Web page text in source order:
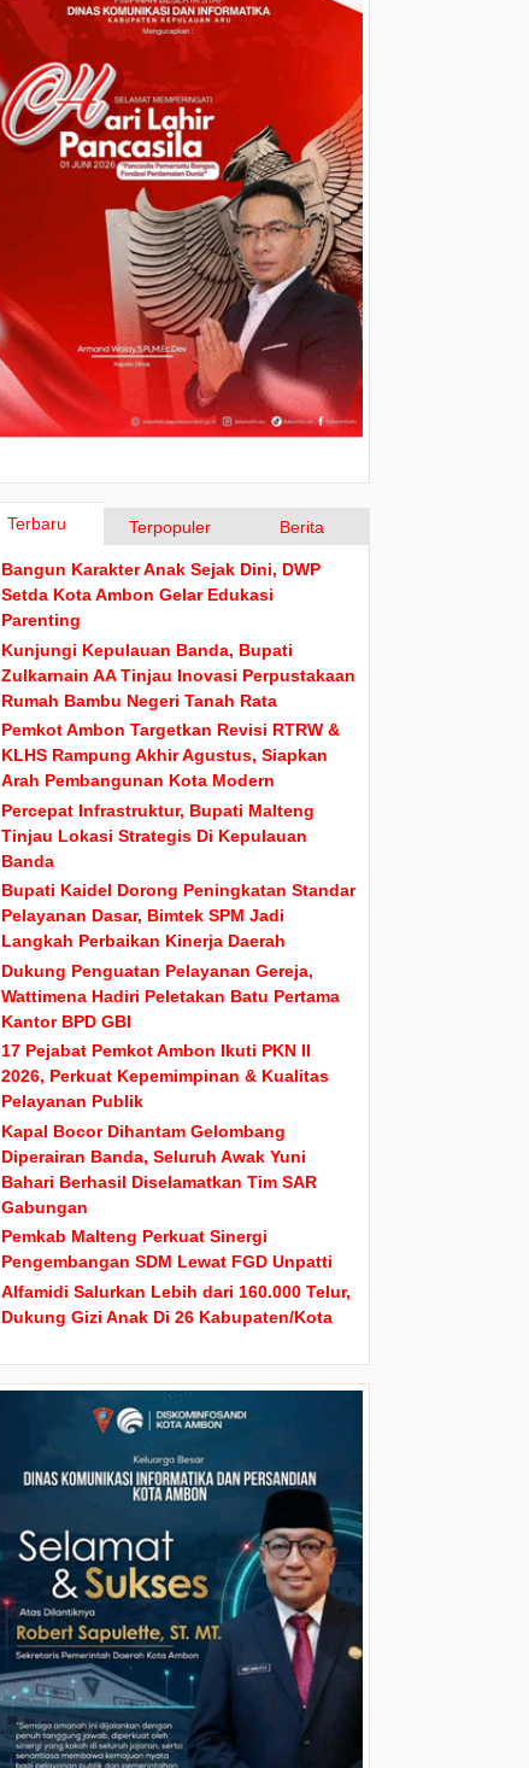
Terbaru Terpopuler Berita
Bangun Karakter Anak Sejak Dini, DWP
Setda Kota Ambon Gelar Edukasi
Parenting
Kunjungi Kepulauan Banda, Bupati
Zulkarnain AA Tinjau Inovasi Perpustakaan
Rumah Bambu Negeri Tanah Rata
Pemkot Ambon Targetkan Revisi RTRW &
KLHS Rampung Akhir Agustus, Siapkan
Arah Pembangunan Kota Modern
Percepat Infrastruktur, Bupati Malteng
Tinjau Lokasi Strategis Di Kepulauan
Banda
Bupati Kaidel Dorong Peningkatan Standar
Pelayanan Dasar, Bimtek SPM Jadi
Langkah Perbaikan Kinerja Daerah
Dukung Penguatan Pelayanan Gereja,
Wattimena Hadiri Peletakan Batu Pertama
Kantor BPD GBI
17 Pejabat Pemkot Ambon Ikuti PKN II
2026, Perkuat Kepemimpinan & Kualitas
Pelayanan Publik
Kapal Bocor Dihantam Gelombang
Diperairan Banda, Seluruh Awak Yuni
Bahari Berhasil Diselamatkan Tim SAR
Gabungan
Pemkab Malteng Perkuat Sinergi
Pengembangan SDM Lewat FGD Unpatti
Alfamidi Salurkan Lebih dari 160.000 Telur,
Dukung Gizi Anak Di 26 Kabupaten/Kota